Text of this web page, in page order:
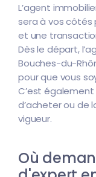
L’agent
sera à vos côtés
et une
Dès le départ,
Bouches-du-
pour que vous
C’est
d’acheter ou de
vigueur.
Où